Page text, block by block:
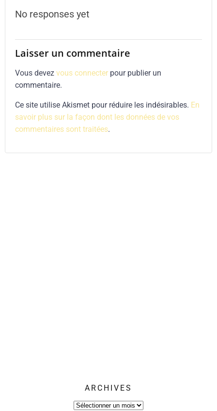
No responses yet
Laisser un commentaire
Vous devez vous connecter pour publier un
commentaire.
Ce site utilise Akismet pour réduire les indésirables. En
savoir plus sur la façon dont les données de vos
commentaires sont traitées.
ARCHIVES
Archives